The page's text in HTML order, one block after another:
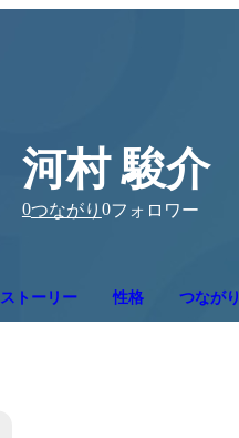
河村 駿介
0つながり 0フォロワー
ストーリー 性格 つながり